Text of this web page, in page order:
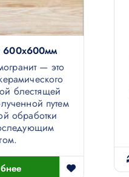
600х600мм
— это
блестящей
путем
обработки